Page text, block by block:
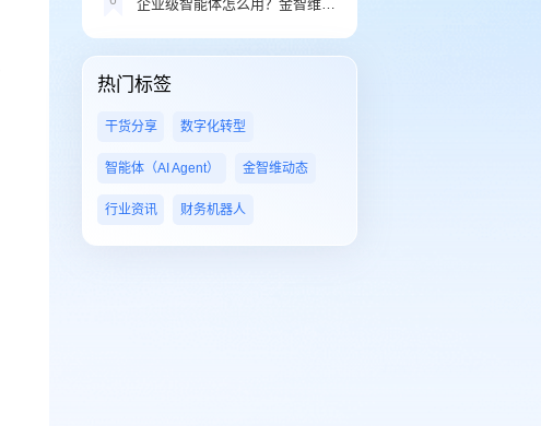
企业级智能体怎么用？金智维Ki-AgentS三大场景演示一看就懂
热门标签
干货分享 数字化转型
智能体（AI Agent） 金智维动态
行业资讯 财务机器人